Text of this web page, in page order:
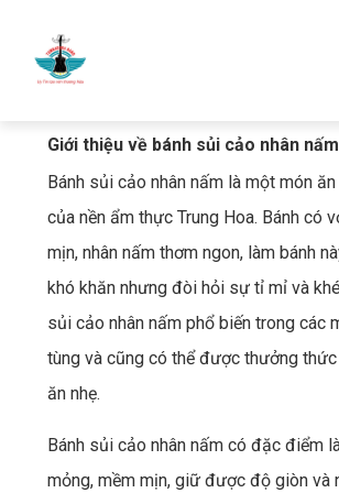
Giới thiệu về bánh sủi cảo nhân nấm
Bánh sủi cảo nhân nấm là một món
của nền ẩm thực Trung Hoa. Bánh có
mịn, nhân nấm thơm ngon, làm bánh
khó khăn nhưng đòi hỏi sự tỉ mỉ và
sủi cảo nhân nấm phổ biến trong các
tùng và cũng có thể được thưởng
ăn nhẹ.
Bánh sủi cảo nhân nấm có đặc điểm
mỏng, mềm mịn, giữ được độ giòn và